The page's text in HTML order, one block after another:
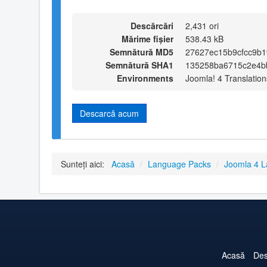
Descărcări
2,431 ori
Mărime fișier
538.43 kB
Semnătură MD5
Semnătură SHA1
Environments
Joomla! 4
Descarcă acum
Sunteți aici: Acasă / Language Packs / Joomla 4
Acasă